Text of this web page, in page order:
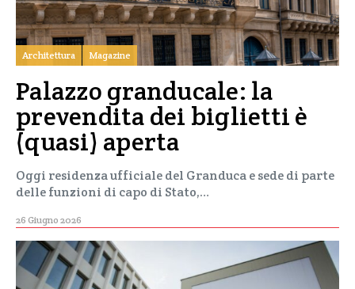
Architettura Magazine
Palazzo granducale: la
prevendita dei biglietti è
(quasi) aperta
Oggi residenza ufficiale del Granduca e sede di parte
delle funzioni di capo di Stato,…
26 Giugno 2026